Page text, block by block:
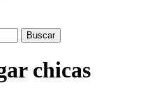
chicas